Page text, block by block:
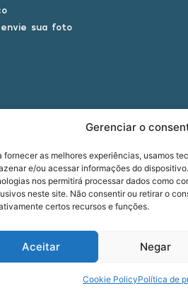
Gerenciar o
fornecer as melhores experiências, usamos
e/ou acessar informações do
nos permitirá processar dados como
neste site. Não consentir ou retirar o
certos recursos e funções.
Aceitar Negar
Cookie PolicyPolítica de
sua foto
000
fiveagência